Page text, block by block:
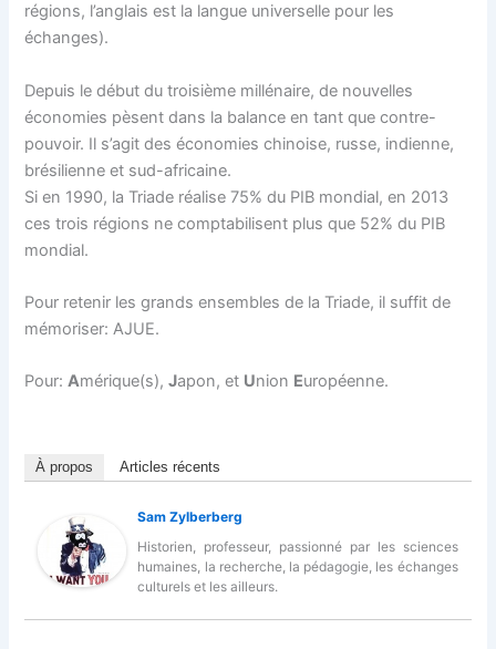
régions, l’anglais est la langue universelle pour les
échanges).
Depuis le début du troisième millénaire, de nouvelles
économies pèsent dans la balance en tant que contre-
pouvoir. Il s’agit des économies chinoise, russe, indienne,
brésilienne et sud-africaine.
Si en 1990, la Triade réalise 75% du PIB mondial, en 2013
ces trois régions ne comptabilisent plus que 52% du PIB
mondial.
Pour retenir les grands ensembles de la Triade, il suffit de
mémoriser: AJUE.
Pour:Amérique(s),Japon, et Union Européenne.
À propos Articles récents
Sam Zylberberg
Historien, professeur, passionné par les sciences
humaines, la recherche, la pédagogie, les échanges
culturels et les ailleurs.